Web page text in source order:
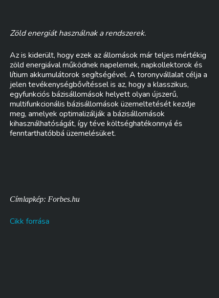
Zöld energiát használnak a rendszerek.
Az is kiderült, hogy ezek az állomások már teljes mértékig
zöld energiával működnek napelemek, napkollektorok és
lítium akkumulátorok segítségével. A toronyvállalat célja a
jelen tevékenységbővítéssel is az, hogy a klasszikus,
egyfunkciós bázisállomások helyett olyan újszerű,
multifunkcionális bázisállomások üzemeltetését kezdje
meg, amelyek optimalizálják a bázisállomások
kihasználhatóságát, így téve költséghatékonnyá és
fenntarthatóbbá üzemelésüket.
Címlapkép: Forbes.hu
Cikk forrása